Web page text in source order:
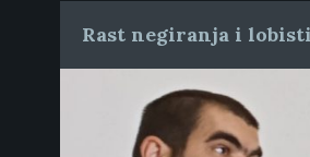
Rast negiranja i